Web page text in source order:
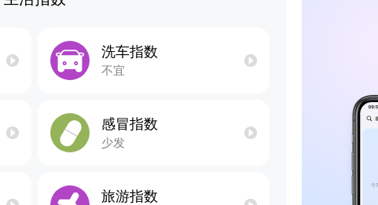
洗车指数
不宜
感冒指数
少发
旅游指数